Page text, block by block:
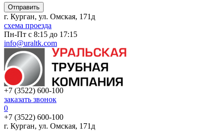
г. Курган, ул. Омская, 171д
схема проезда
Пн-Пт с 8:15 до 17:15
info@uraltk.com
+7 (3522) 600-100
заказать звонок
0
+7 (3522) 600-100
г. Курган, ул. Омская, 171д